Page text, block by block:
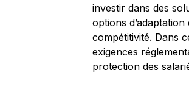
investir dans des
options
compétitivité. Dans
exigences
protection des